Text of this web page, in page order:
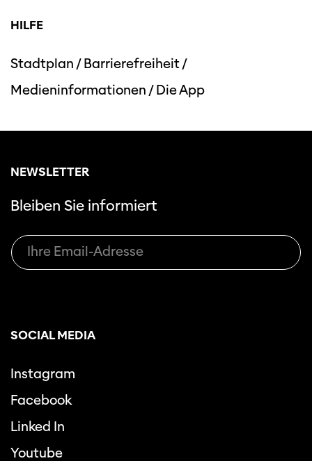
HILFE
Stadtplan /Barrierefreiheit/
Medieninformationen /Die App
NEWSLETTER
Bleiben Sie informiert
SOCIAL MEDIA
Instagram
Facebook
Linked In
Youtube